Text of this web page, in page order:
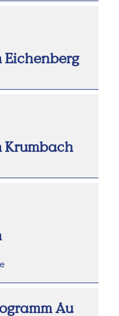
Eichenberg
Krumbach
Au